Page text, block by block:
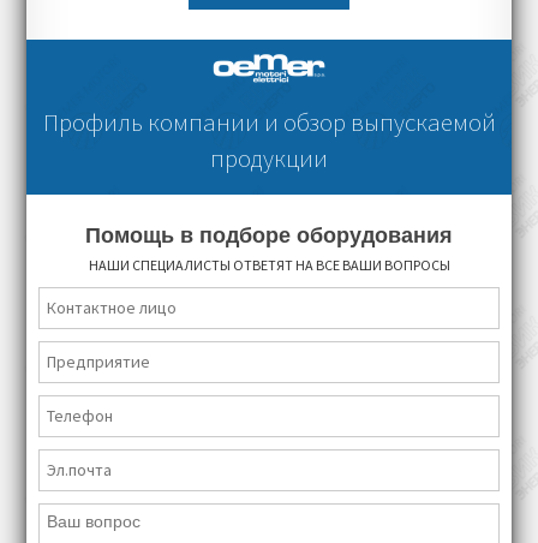
Профиль компании и обзор выпускаемой
продукции
Помощь в подборе оборудования
НАШИ СПЕЦИАЛИСТЫ ОТВЕТЯТ НА ВСЕ ВАШИ ВОПРОСЫ